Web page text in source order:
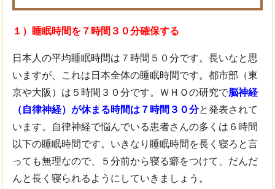
１）睡眠時間を７時間３０分確保する
日本人の平均睡眠時間は７時間５０分です。長いなと思
いますが、これは日本全体の睡眠時間です。都市部（東
京や大阪）は５時間３０分です。ＷＨＯの研究で脳神経
（自律神経）が休まる時間は７時間３０分と発表されて
います。自律神経で悩んでいる患者さんの多くは６時間
以下の睡眠時間です。いきなり睡眠時間を長く寝ろと言
っても無理なので、５分前から寝る癖をつけて、だんだ
んと長く寝られるようにしていきましょう。